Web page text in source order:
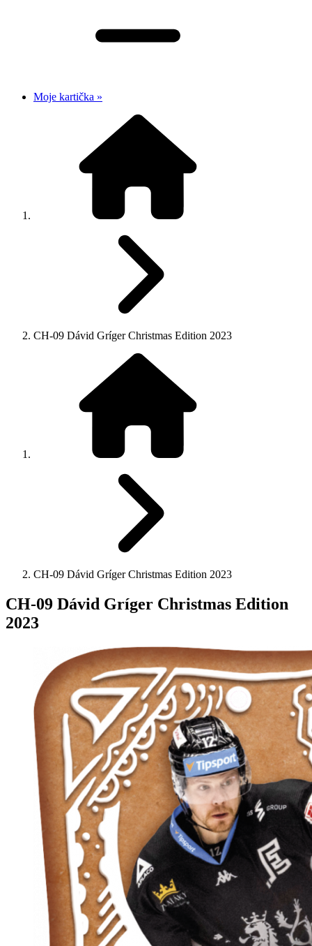
Moje kartička »
CH-09 Dávid Gríger Christmas Edition 2023
CH-09 Dávid Gríger Christmas Edition 2023
CH-09 Dávid Gríger Christmas Edition
2023